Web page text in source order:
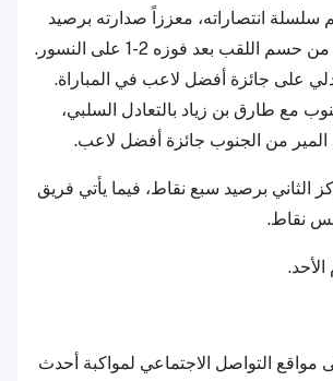
سلسلة انتصاراته، معززاً صدارته برصيد
15 نقطة، ليقترب من حسم اللقب بعد فوزه 2-1 على النسور.
على جائزة أفضل لاعب في المباراة.
مع طارق بن زياد بالتعادل السلبي،
من الجنوب جائزة أفضل لاعب.
الثاني برصيد سبع نقاط، فيما يأتي فريق
نقاط.
مواقع التواصل الاجتماعي لمواكبة أحدث